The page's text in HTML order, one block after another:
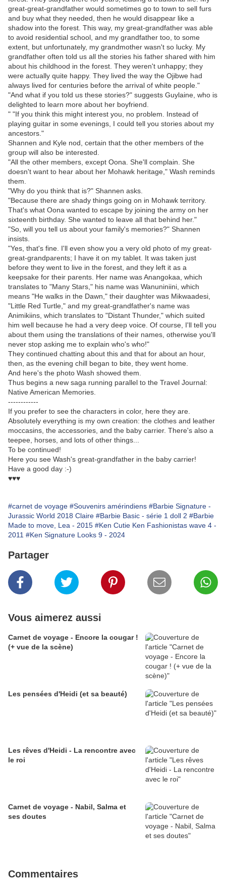
great-great-grandfather would sometimes go to town to sell furs
and buy what they needed, then he would disappear like a
shadow into the forest. This way, my great-grandfather was able
to avoid residential school, and my grandfather too, to some
extent, but unfortunately, my grandmother wasn't so lucky. My
grandfather often told us all the stories his father shared with him
about his childhood in the forest. They weren't unhappy; they
were actually quite happy. They lived the way the Ojibwe had
always lived for centuries before the arrival of white people."
"And what if you told us these stories?" suggests Guylaine, who is
delighted to learn more about her boyfriend.
" "If you think this might interest you, no problem. Instead of
playing guitar in some evenings, I could tell you stories about my
ancestors."
Shannen and Kyle nod, certain that the other members of the
group will also be interested.
"All the other members, except Oona. She'll complain. She
doesn't want to hear about her Mohawk heritage," Wash reminds
them.
"Why do you think that is?" Shannen asks.
"Because there are shady things going on in Mohawk territory.
That's what Oona wanted to escape by joining the army on her
sixteenth birthday. She wanted to leave all that behind her."
"So, will you tell us about your family's memories?" Shannen
insists.
"Yes, that's fine. I'll even show you a very old photo of my great-
great-grandparents; I have it on my tablet. It was taken just
before they went to live in the forest, and they left it as a
keepsake for their parents. Her name was Anangokaa, which
translates to "Many Stars," his name was Wanuniniini, which
means "He walks in the Dawn," their daughter was Mikwaadesi,
"Little Red Turtle," and my great-grandfather's name was
Animikiins, which translates to "Distant Thunder," which suited
him well because he had a very deep voice. Of course, I'll tell you
about them using the translations of their names, otherwise you'll
never stop asking me to explain who's who!"
They continued chatting about this and that for about an hour,
then, as the evening chill began to bite, they went home.
And here's the photo Wash showed them.
Thus begins a new saga running parallel to the Travel Journal:
Native American Memories.
------------
If you prefer to see the characters in color, here they are.
Absolutely everything is my own creation: the clothes and leather
moccasins, the accessories, and the baby carrier. There's also a
teepee, horses, and lots of other things...
To be continued!
Here you see Wash's great-grandfather in the baby carrier!
Have a good day :-)
♥♥♥
#carnet de voyage #Souvenirs amérindiens #Barbie Signature -
Jurassic World 2018 Claire #Barbie Basic - série 1 doll 2 #Barbie
Made to move, Lea - 2015 #Ken Cutie Ken Fashionistas wave 4 -
2011 #Ken Signature Looks 9 - 2024
Partager
Vous aimerez aussi
Carnet de voyage - Encore la cougar !
(+ vue de la scène)
Les pensées d'Heidi (et sa beauté)
Les rêves d'Heidi - La rencontre avec
le roi
Carnet de voyage - Nabil, Salma et
ses doutes
Commentaires